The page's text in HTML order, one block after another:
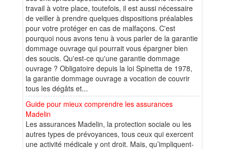
travail à votre place, toutefois, il est aussi nécessaire
de veiller à prendre quelques dispositions préalables
pour votre protéger en cas de malfaçons. C'est
pourquoi nous avons tenu à vous parler de la garantie
dommage ouvrage qui pourrait vous épargner bien
des soucis. Qu'est-ce qu'une garantie dommage
ouvrage ? Obligatoire depuis la loi Spinetta de 1978,
la garantie dommage ouvrage a vocation de couvrir
tous les dégâts et...
Guide pour mieux comprendre les assurances
Madelin
Les assurances Madelin, la protection sociale ou les
autres types de prévoyances, tous ceux qui exercent
une activité médicale y ont droit. Mais, qu’impliquent-